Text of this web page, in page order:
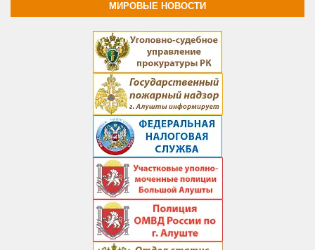
МИРОВЫЕ НОВОСТИ